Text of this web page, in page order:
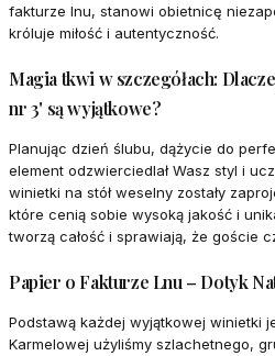
fakturze lnu, stanowi obietnicę
króluje miłość i autentyczność.
Magia tkwi w szczegółach:
nr 3' są wyjątkowe?
Planując dzień ślubu, dążycie do
element odzwierciedlał Wasz styl i
winietki na stół weselny zostały
które cenią sobie wysoką jakość i
tworzą całość i sprawiają, że goście
Papier o Fakturze Lnu – Dotyk
Podstawą każdej wyjątkowej winietki
Karmelowej użyliśmy szlachetnego,